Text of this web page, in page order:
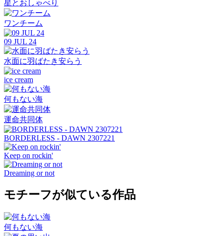
星とおしゃべり
ワンチーム
09 JUL 24
水面に羽ばたき安らう
ice cream
何もない海
運命共同体
BORDERLESS - DAWN 2307221
Keep on rockin'
Dreaming or not
モチーフが似ている作品
何もない海